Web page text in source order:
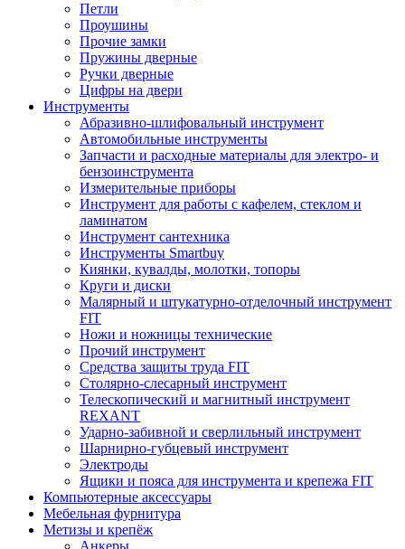
Петли
Проушины
Прочие замки
Пружины дверные
Ручки дверные
Цифры на двери
Инструменты
Абразивно-шлифовальный инструмент
Автомобильные инструменты
Запчасти и расходные материалы для электро- и
бензоинструмента
Измерительные приборы
Инструмент для работы с кафелем, стеклом и
ламинатом
Инструмент сантехника
Инструменты Smartbuy
Киянки, кувалды, молотки, топоры
Круги и диски
Малярный и штукатурно-отделочный инструмент
FIT
Ножи и ножницы технические
Прочий инструмент
Средства защиты труда FIT
Столярно-слесарный инструмент
Телескопический и магнитный инструмент
REXANT
Ударно-забивной и сверлильный инструмент
Шарнирно-губцевый инструмент
Электроды
Ящики и пояса для инструмента и крепежа FIT
Компьютерные аксессуары
Мебельная фурнитура
Метизы и крепёж
Анкеры